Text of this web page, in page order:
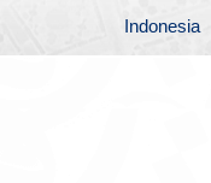
Indonesia